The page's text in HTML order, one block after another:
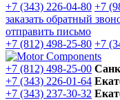
+7 (343) 226-04-80 +7
заказать обратный
отправить письмо
+7 (812) 498-25-80 +7
+7 (812) 498-25-00
+7 (343) 226-01-64
+7 (343) 237-30-32